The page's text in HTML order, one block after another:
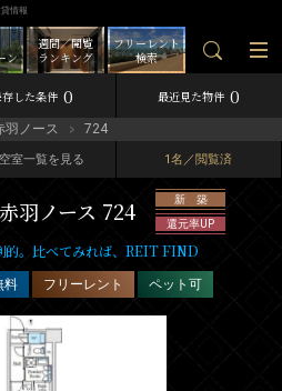
情報
フリーレント
検索
週間／閲覧
ランキング
ン
存した条件 0 最近見た物件 0
羽ノース 724
空室一覧を見る 1名／閲覧済
羽ノース 724
新 築
還元率UP
。比べてみれば、REIT FIND
料 フリーレント ペット可